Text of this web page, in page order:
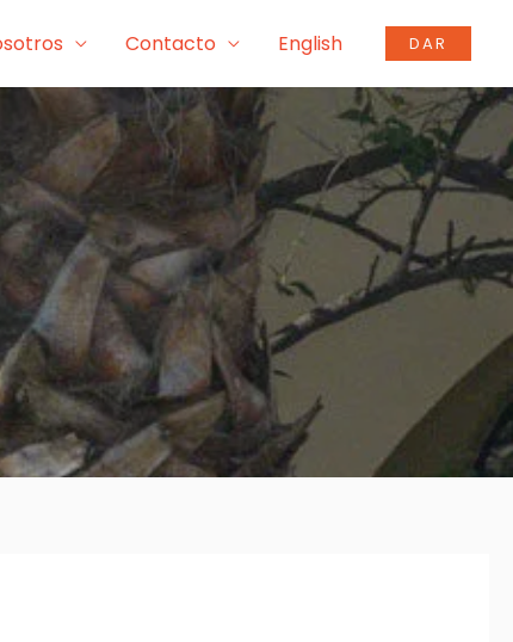
Contacto English DAR